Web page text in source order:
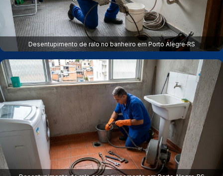
Desentupimento de ralo no banheiro em Porto Alegre‑RS